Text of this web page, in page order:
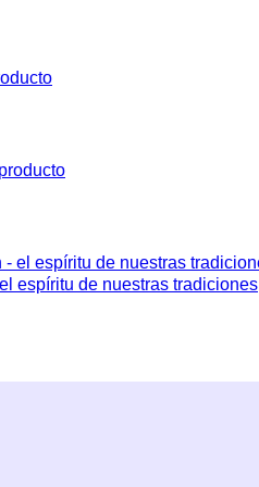
espíritu de nuestras tradiciones